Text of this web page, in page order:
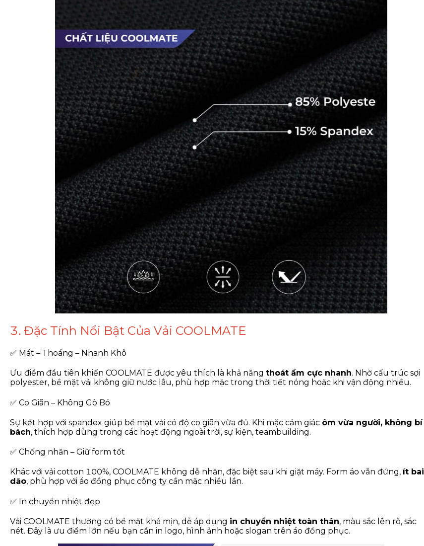
3. Đặc Tính Nổi Bật Của Vải COOLMATE
✅ Mát – Thoáng – Nhanh Khô
Ưu điểm đầu tiên khiến COOLMATE được yêu thích là khả năng thoát ẩm cực nhanh. Nhờ cấu trúc sợi
polyester, bề mặt vải không giữ nước lâu, phù hợp mặc trong thời tiết nóng hoặc khi vận động nhiều.
✅ Co Giãn – Không Gò Bó
Sự kết hợp với spandex giúp bề mặt vải có độ co giãn vừa đủ. Khi mặc cảm giác ôm vừa người, không bí
bách, thích hợp dùng trong các hoạt động ngoài trời, sự kiện, teambuilding.
✅ Chống nhăn – Giữ form tốt
Khác với vải cotton 100%, COOLMATE không dễ nhăn, đặc biệt sau khi giặt máy. Form áo vẫn đứng, ít bai
dão, phù hợp với áo đồng phục công ty cần mặc nhiều lần.
✅ In chuyển nhiệt đẹp
Vải COOLMATE thường có bề mặt khá mịn, dễ áp dụng in chuyển nhiệt toàn thân, màu sắc lên rõ, sắc
nét. Đây là ưu điểm lớn nếu bạn cần in logo, hình ảnh hoặc slogan trên áo đồng phục.